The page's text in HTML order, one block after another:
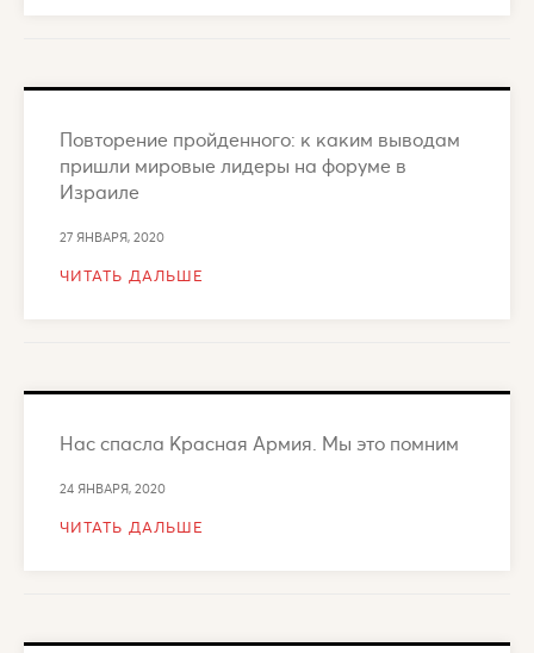
Повторение пройденного: к каким выводам
пришли мировые лидеры на форуме в
Израиле
27 ЯНВАРЯ, 2020
ЧИТАТЬ ДАЛЬШЕ
Нас спасла Красная Армия. Мы это помним
24 ЯНВАРЯ, 2020
ЧИТАТЬ ДАЛЬШЕ